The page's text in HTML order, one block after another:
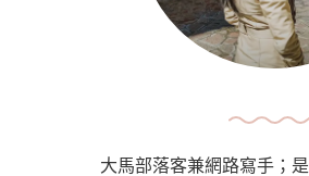
大馬部落客兼網路寫手；